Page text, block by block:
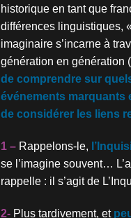
historique en tant que
différences linguistiques,
imaginaire s’incarne à
génération en génération
de comprendre sur
événements marquants
de considérer les liens
1 –Rappelons-le,
se l’imagine souvent…
rappelle : il s’agit de
2-Plus tardivement, et